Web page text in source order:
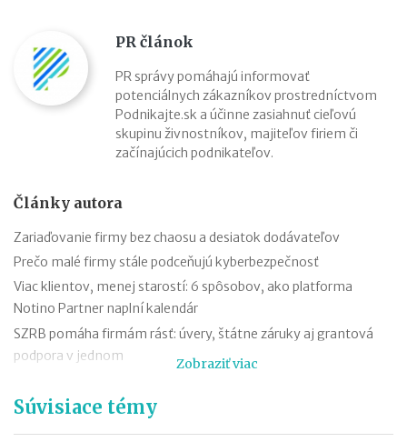
PR článok
PR správy pomáhajú informovať
potenciálnych zákazníkov prostredníctvom
Podnikajte.sk a účinne zasiahnuť cieľovú
skupinu živnostníkov, majiteľov firiem či
začínajúcich podnikateľov.
Články autora
Zariaďovanie firmy bez chaosu a desiatok dodávateľov
Prečo malé firmy stále podceňujú kyberbezpečnosť
Viac klientov, menej starostí: 6 spôsobov, ako platforma
Notino Partner naplní kalendár
SZRB pomáha firmám rásť: úvery, štátne záruky aj grantová
podpora v jednom
Časté chyby v účtovníctve a ako sa im vyhnúť vďaka
Zobraziť viac
Súvisiace témy